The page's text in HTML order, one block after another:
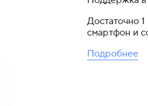
Достаточно
смартфон и
Подробнее